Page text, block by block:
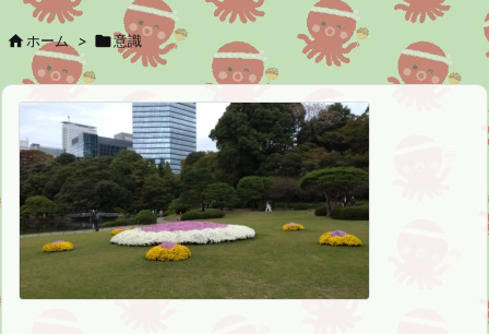
ホーム > 意識